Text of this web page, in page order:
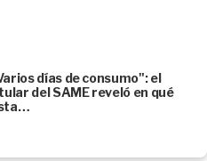
días de consumo": el
del SAME reveló en qué